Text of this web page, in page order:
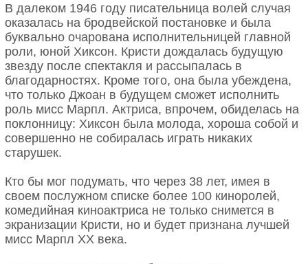
В далеком 1946 году писательница волей случая
оказалась на бродвейской постановке и была
буквально очарована исполнительницей главной
роли, юной Хиксон. Кристи дождалась будущую
звезду после спектакля и рассыпалась в
благодарностях. Кроме того, она была убеждена,
что только Джоан в будущем сможет исполнить
роль мисс Марпл. Актриса, впрочем, обиделась на
поклонницу: Хиксон была молода, хороша собой и
совершенно не собиралась играть никаких
старушек.
Кто бы мог подумать, что через 38 лет, имея в
своем послужном списке более 100 киноролей,
комедийная киноактриса не только снимется в
экранизации Кристи, но и будет признана лучшей
мисс Марпл ХХ века.